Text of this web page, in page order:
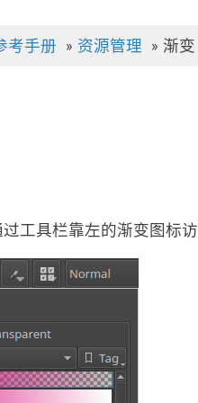
考手册 » 资源管理 » 渐变
工具栏靠左的渐变图标